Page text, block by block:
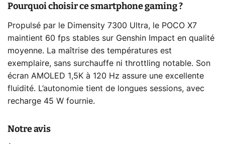
Pourquoi choisir ce smartphone gaming ?
Propulsé par le Dimensity 7300 Ultra, le POCO X7
maintient 60 fps stables sur Genshin Impact en qualité
moyenne. La maîtrise des températures est
exemplaire, sans surchauffe ni throttling notable. Son
écran AMOLED 1,5K à 120 Hz assure une excellente
fluidité. L’autonomie tient de longues sessions, avec
recharge 45 W fournie.
Notre avis